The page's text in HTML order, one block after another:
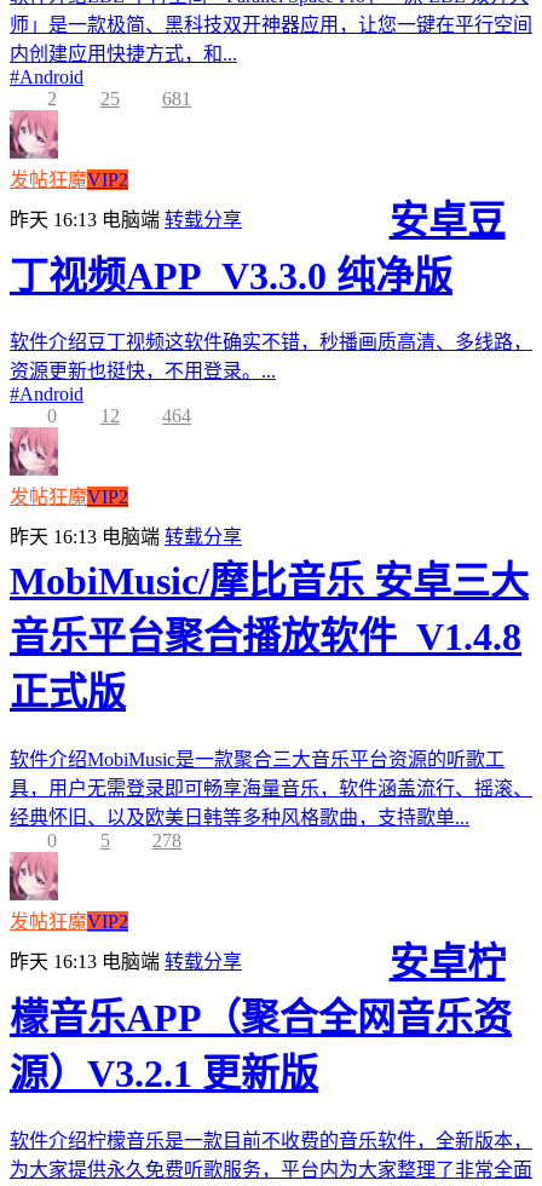
师」是一款极简、黑科技双开神器应用，让您一键在平行空间
内创建应用快捷方式，和...
#Android
2
25 681
发帖狂魔VIP2
昨天 16:13 电脑端 转载分享
安卓豆
丁视频APP_V3.3.0 纯净版
软件介绍豆丁视频这软件确实不错，秒播画质高清、多线路，
资源更新也挺快，不用登录。...
#Android
0
12 464
发帖狂魔VIP2
昨天 16:13 电脑端 转载分享
MobiMusic/摩比音乐 安卓三大
音乐平台聚合播放软件_V1.4.8
正式版
软件介绍MobiMusic是一款聚合三大音乐平台资源的听歌工
具，用户无需登录即可畅享海量音乐，软件涵盖流行、摇滚、
经典怀旧、以及欧美日韩等多种风格歌曲，支持歌单...
0
5 278
发帖狂魔VIP2
昨天 16:13 电脑端 转载分享
安卓柠
檬音乐APP（聚合全网音乐资
源）V3.2.1 更新版
软件介绍柠檬音乐是一款目前不收费的音乐软件，全新版本，
为大家提供永久免费听歌服务，平台内为大家整理了非常全面